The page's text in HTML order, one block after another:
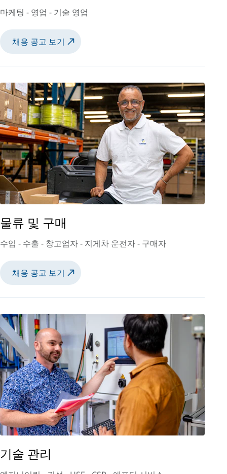
마케팅 - 영업 - 기술 영업
채용 공고 보기
물류 및 구매
수입 - 수출 - 창고업자 - 지게차 운전자 - 구매자
채용 공고 보기
기술 관리